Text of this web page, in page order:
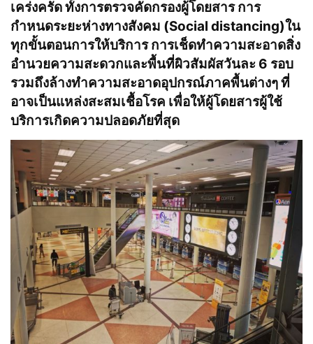
เคร่งครัด ทั้งการตรวจคัดกรองผู้โดยสาร การ
กำหนดระยะห่างทางสังคม (Social distancing)ใน
ทุกขั้นตอนการให้บริการ การเช็ดทำความสะอาดสิ่ง
อำนวยความสะดวกและพื้นที่ผิวสัมผัสวันละ 6 รอบ
รวมถึงล้างทำความสะอาดอุปกรณ์ภาคพื้นต่างๆ ที่
อาจเป็นแหล่งสะสมเชื้อโรค เพื่อให้ผู้โดยสารผู้ใช้
บริการเกิดความปลอดภัยที่สุด